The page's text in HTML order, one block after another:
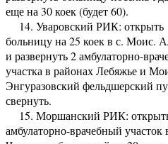
еще на 30 коек (будет 60).
14. Уваровский РИК: открыть
больницу на 25 коек в с. Моис.
и раз­вернуть 2 амбулаторно-
участка в районах Лебяжье и
Энгуразовский фельдшерский
свернуть.
15. Моршанский РИК:
амбулаторно-врачебный участок